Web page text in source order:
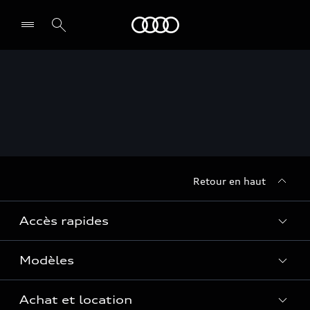
Retour en haut
Accès rapides
Quelle Audi me correspond ?
Tous les modèles
Modèles
Achat et location